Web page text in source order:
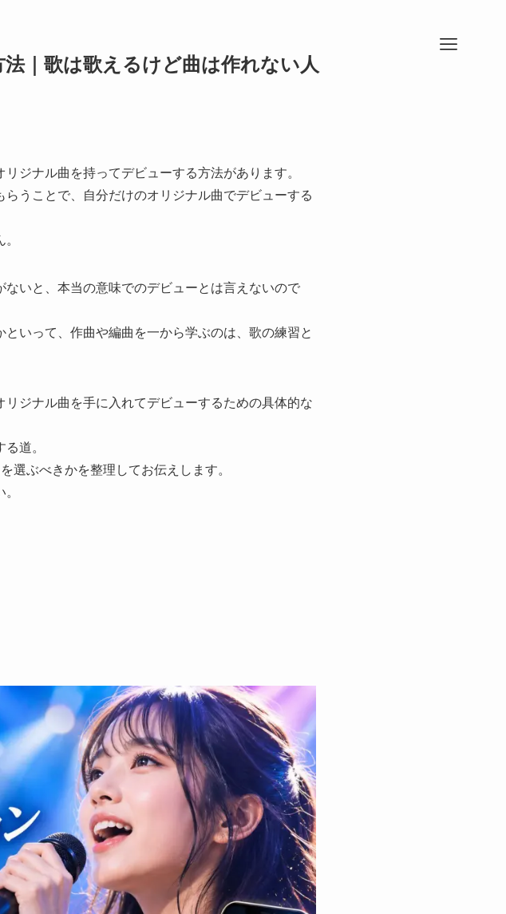
｜歌は歌えるけど曲は作れない人
ジナル曲を持ってデビューする方法があります。
うことで、自分だけのオリジナル曲でデビューする
いと、本当の意味でのデビューとは言えないので
いって、作曲や編曲を一から学ぶのは、歌の練習と
ジナル曲を手に入れてデビューするための具体的な
道。
選ぶべきかを整理してお伝えします。